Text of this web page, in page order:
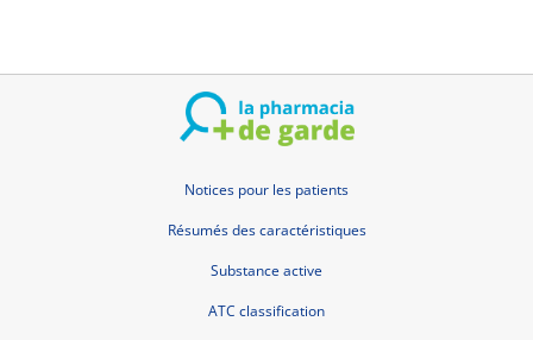
Notices pour les patients
Résumés des caractéristiques
Substance active
ATC classification